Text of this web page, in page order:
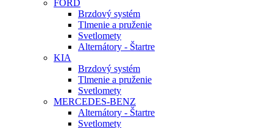
FORD
Brzdový systém
Tlmenie a pruženie
Svetlomety
Alternátory - Štartre
KIA
Brzdový systém
Tlmenie a pruženie
Svetlomety
MERCEDES-BENZ
Alternátory - Štartre
Svetlomety